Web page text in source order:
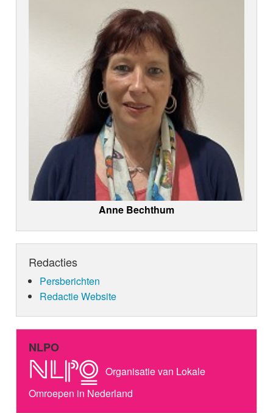
Anne Bechthum
Redacties
Persberichten
Redactie Website
NLPO
Organisatie van Lokale
Omroepen in Nederland